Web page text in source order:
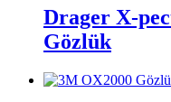
Drager X-
Gözlük